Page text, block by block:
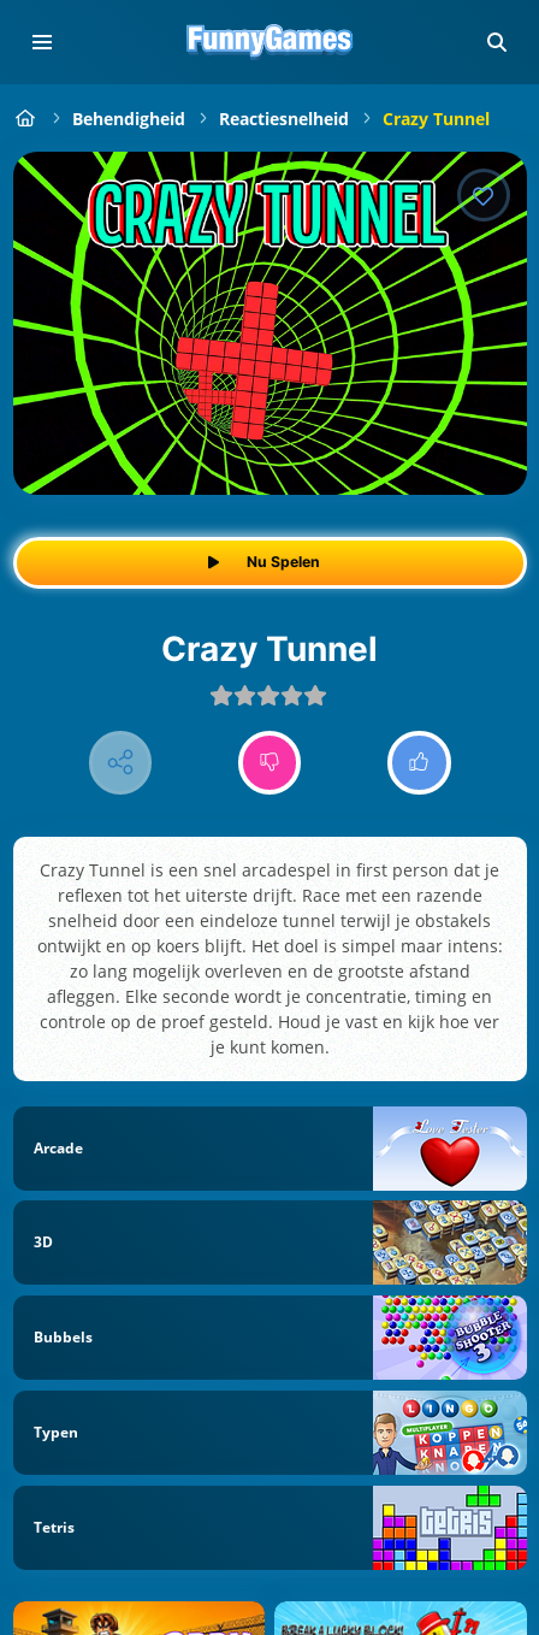
Behendigheid Reactiesnelheid Crazy Tunnel
Nu Spelen
Crazy Tunnel
Crazy Tunnel is een snel arcadespel in first person dat je
reflexen tot het uiterste drijft. Race met een razende
snelheid door een eindeloze tunnel terwijl je obstakels
ontwijkt en op koers blijft. Het doel is simpel maar intens:
zo lang mogelijk overleven en de grootste afstand
afleggen. Elke seconde wordt je concentratie, timing en
controle op de proef gesteld. Houd je vast en kijk hoe ver
je kunt komen.
Arcade
3D
Bubbels
Typen
Tetris